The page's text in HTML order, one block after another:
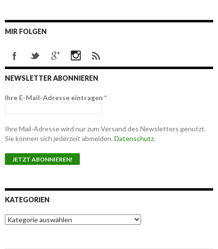
MIR FOLGEN
NEWSLETTER ABONNIEREN
Ihre E-Mail-Adresse eintragen *
Ihre Mail-Adresse wird nur zum Versand des Newsletters genutzt.
Sie können sich jederzeit abmelden. Datenschutz.
KATEGORIEN
K
a